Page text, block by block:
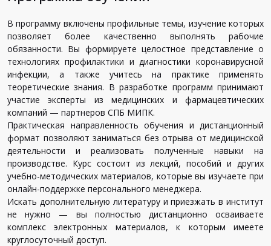
В программу включены профильные темы, изучение которых
позволяет более качественно выполнять рабочие
обязанности. Вы формируете целостное представление о
технологиях профилактики и диагностики коронавирусной
инфекции, а также учитесь на практике применять
теоретические знания. В разработке программ принимают
участие эксперты из медицинских и фармацевтических
компаний — партнеров СПБ МИПК.
Практическая направленность обучения и дистанционный
формат позволяют заниматься без отрыва от медицинской
деятельности и реализовать полученные навыки на
производстве. Курс состоит из лекций, пособий и других
учебно-методических материалов, которые вы изучаете при
онлайн-поддержке персонального менеджера.
Искать дополнительную литературу и приезжать в институт
не нужно — вы полностью дистанционно осваиваете
комплекс электронных материалов, к которым имеете
круглосуточный доступ.